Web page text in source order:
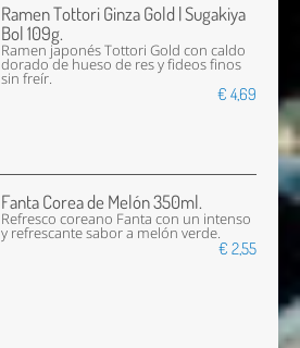
Ramen Tottori Ginza Gold | Sugakiya
Bol 109g.
Ramen japonés Tottori Gold con caldo
dorado de hueso de res y fideos finos
sin freír.
€ 4,69
Fanta Corea de Melón 350ml.
Refresco coreano Fanta con un intenso
y refrescante sabor a melón verde.
€ 2,55